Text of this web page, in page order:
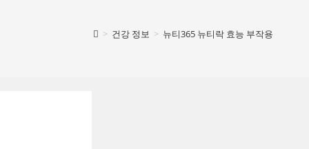
> 건강 정보 > 뉴티365 뉴티락 효능 부작용